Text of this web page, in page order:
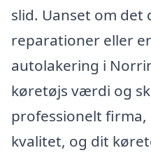
slid. Uanset om det
reparationer eller
autolakering i
køretøjs værdi og
professionelt firma,
kvalitet, og dit